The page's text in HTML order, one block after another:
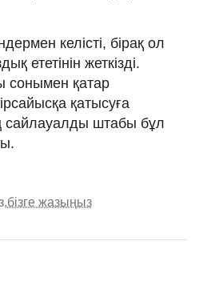
келісті, бірақ ол
ететінін жеткізді.
сонымен қатар
қатысуға
сайлауалды штабы бұл
бізге жазыңыз